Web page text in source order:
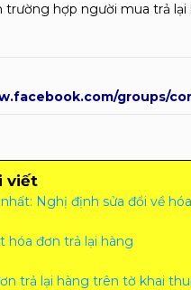
trường hợp người mua trả lại
groups/
viết
Nghị định sửa đổi về
hóa đơn trả lại hàng
trả lại hàng trên tờ khai